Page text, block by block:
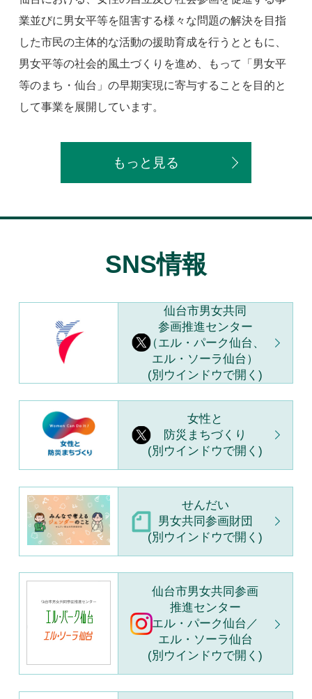
業並びに男女平等を阻害する様々な問題の解決を目指
した市民の主体的な活動の援助育成を行うとともに、
男女平等の社会的風土づくりを進め、もって「男女平
等のまち・仙台」の早期実現に寄与することを目的と
して事業を展開しています。
もっと見る
SNS情報
仙台市男女共同
参画推進センター
（エル・パーク仙台、
エル・ソーラ仙台）
(別ウインドウで開く)
女性と
防災まちづくり
(別ウインドウで開く)
せんだい
男女共同参画財団
(別ウインドウで開く)
仙台市男女共同参画
推進センター
エル・パーク仙台／
エル・ソーラ仙台
(別ウインドウで開く)